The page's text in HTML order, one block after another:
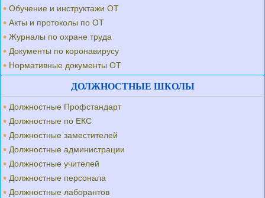
Обучение и инструктажи ОТ
Акты и протоколы по ОТ
Журналы по охране труда
Документы по коронавирусу
Нормативные документы ОТ
ДОЛЖНОСТНЫЕ ШКОЛЫ
Должностные Профстандарт
Должностные по ЕКС
Должностные заместителей
Должностные администрации
Должностные учителей
Должностные персонала
Должностные лаборантов